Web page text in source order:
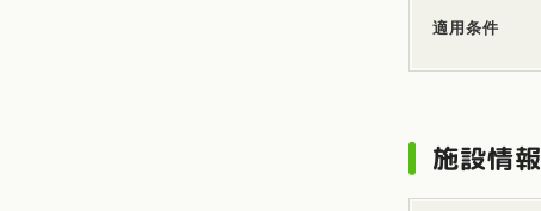
適用条件
施設情報